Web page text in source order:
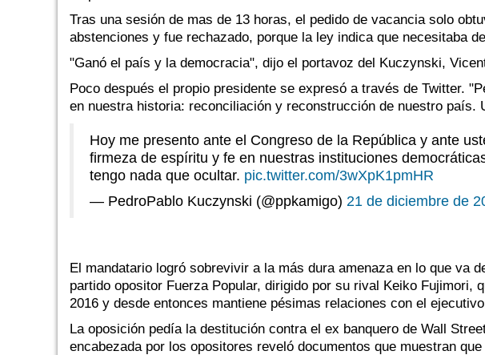
Tras una sesión de mas de 13 horas, el pedido de vacancia solo
abstenciones y fue rechazado, porque la ley indica que necesitaba
"Ganó el país y la democracia", dijo el portavoz del Kuczynski,
Poco después el propio presidente se expresó a través de Twitter.
en nuestra historia: reconciliación y reconstrucción de nuestro país.
Hoy me presento ante el Congreso de la República y ante
firmeza de espíritu y fe en nuestras instituciones
tengo nada que ocultar. pic.twitter.com/3wXpK1pmHR
— PedroPablo Kuczynski (@ppkamigo) 21 de diciembre de
El mandatario logró sobrevivir a la más dura amenaza en lo que va
partido opositor Fuerza Popular, dirigido por su rival Keiko Fujimori,
2016 y desde entonces mantiene pésimas relaciones con el
La oposición pedía la destitución contra el ex banquero de Wall
encabezada por los opositores reveló documentos que muestran